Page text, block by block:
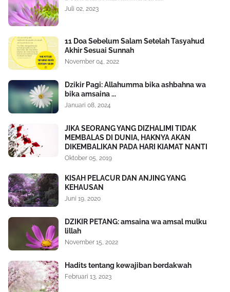
Juli 02, 2023
11 Doa Sebelum Salam Setelah Tasyahud
Akhir Sesuai Sunnah
November 04, 2022
Dzikir Pagi: Allahumma bika ashbahna wa
bika amsaina ...
Januari 08, 2024
JIKA SEORANG YANG DIZHALIMI TIDAK
MEMBALAS DI DUNIA, HAKNYA AKAN
DIKEMBALIKAN PADA HARI KIAMAT NANTI
Oktober 05, 2019
KISAH PELACUR DAN ANJING YANG
KEHAUSAN
Juni 19, 2020
DZIKIR PETANG: amsaina wa amsal mulku
lillah
November 15, 2022
Hadits tentang kewajiban berdakwah
Februari 13, 2023